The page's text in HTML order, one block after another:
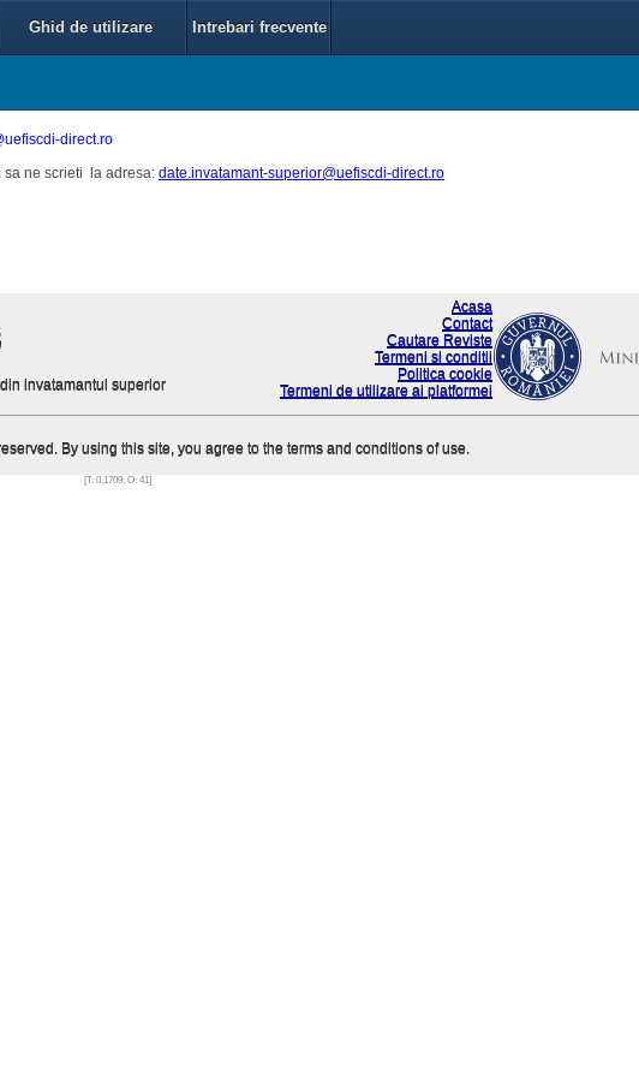
Ghid de utilizare Intrebari frecvente
direct.ro
sa ne scrieti la adresa: date.invatamant-superior@uefiscdi-direct.ro
invatamantul superior
Acasa
Contact
Cautare Reviste
Termeni si conditii
Politica cookie
Termeni de utilizare ai platformei
By using this site, you agree to the terms and conditions of use.
[T: 0.1709, O: 41]